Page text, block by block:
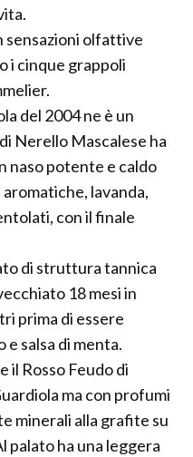
sensazioni olfattive
i cinque grappoli
del 2004 ne è un
Nerello Mascalese ha
naso potente e caldo
lavanda,
con il finale
di struttura tannica
18 mesi in
prima di essere
salsa di menta.
il Rosso Feudo di
ma con profumi
minerali alla grafite su
palato ha una leggera